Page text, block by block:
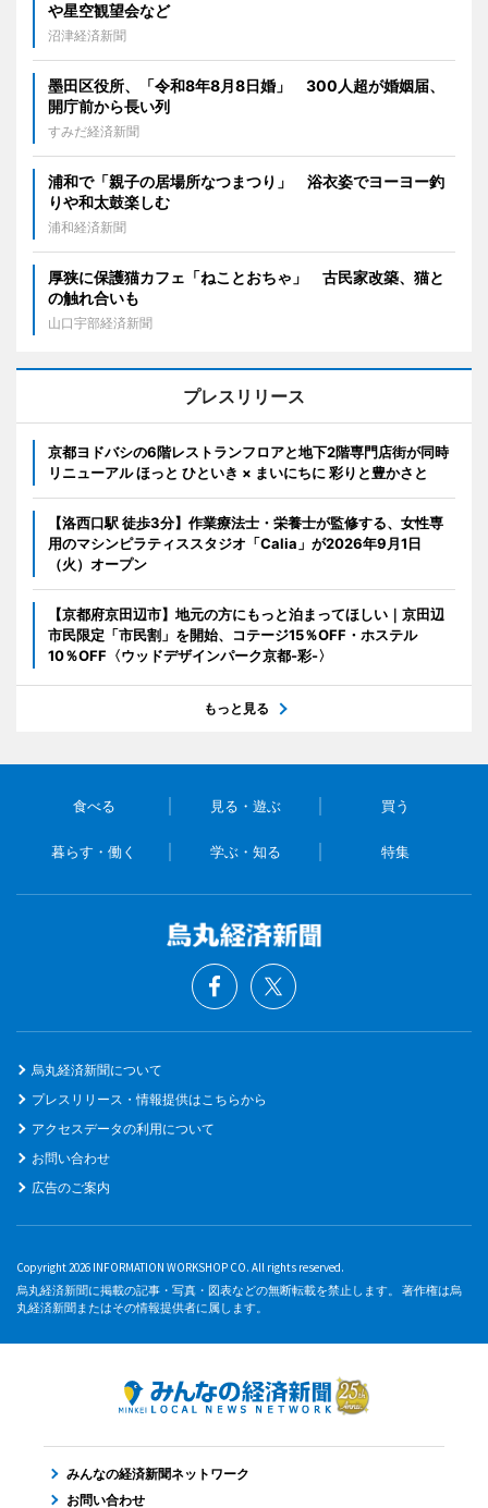
や星空観望会など
沼津経済新聞
墨田区役所、「令和8年8月8日婚」 300人超が婚姻届、
開庁前から長い列
すみだ経済新聞
浦和で「親子の居場所なつまつり」 浴衣姿でヨーヨー釣
りや和太鼓楽しむ
浦和経済新聞
厚狭に保護猫カフェ「ねことおちゃ」 古民家改築、猫と
の触れ合いも
山口宇部経済新聞
プレスリリース
京都ヨドバシの6階レストランフロアと地下2階専門店街が同時
リニューアル ほっと ひといき × まいにちに 彩りと豊かさと
【洛西口駅 徒歩3分】作業療法士・栄養士が監修する、女性専
用のマシンピラティススタジオ「Calia」が2026年9月1日
（火）オープン
【京都府京田辺市】地元の方にもっと泊まってほしい｜京田辺
市民限定「市民割」を開始、コテージ15％OFF・ホステル
10％OFF〈ウッドデザインパーク京都-彩-〉
もっと見る
食べる 見る・遊ぶ 買う
暮らす・働く 学ぶ・知る 特集
烏丸経済新聞について
プレスリリース・情報提供はこちらから
アクセスデータの利用について
お問い合わせ
広告のご案内
Copyright 2026 INFORMATION WORKSHOP CO. All rights reserved.
烏丸経済新聞に掲載の記事・写真・図表などの無断転載を禁止します。 著作権は烏
丸経済新聞またはその情報提供者に属します。
みんなの経済新聞ネットワーク
お問い合わせ